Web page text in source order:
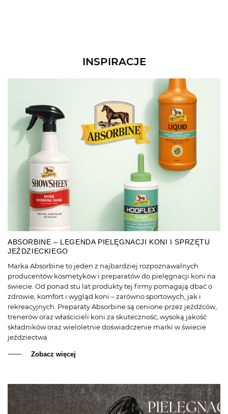
INSPIRACJE
ABSORBINE – LEGENDA PIELĘGNACJI KONI I SPRZĘTU
JEŹDZIECKIEGO
Marka Absorbine to jeden z najbardziej rozpoznawalnych
producentów kosmetyków i preparatów do pielęgnacji koni na
świecie. Od ponad stu lat produkty tej firmy pomagają dbać o
zdrowie, komfort i wygląd koni – zarówno sportowych, jak i
rekreacyjnych. Preparaty Absorbine są cenione przez jeźdźców,
trenerów oraz właścicieli koni za skuteczność, wysoką jakość
składników oraz wieloletnie doświadczenie marki w świecie
jeździectwa.
Zobacz więcej